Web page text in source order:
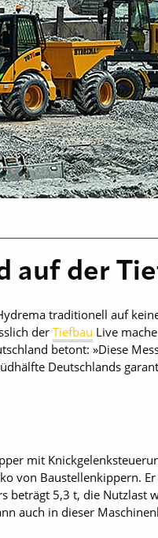
auf der
traditionell auf
der Tiefbau Live
betont: »Diese
Deutschlands
mit
von Baustellenkippern.
beträgt 5,3 t, die Nutzlast
auch in dieser